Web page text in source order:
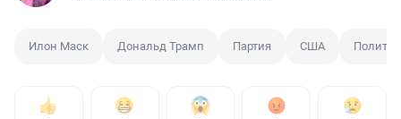
Илон Маск Дональд Трамп Партия США